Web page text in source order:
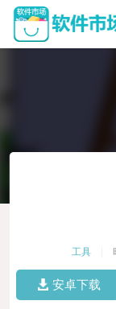
工具
安卓下载